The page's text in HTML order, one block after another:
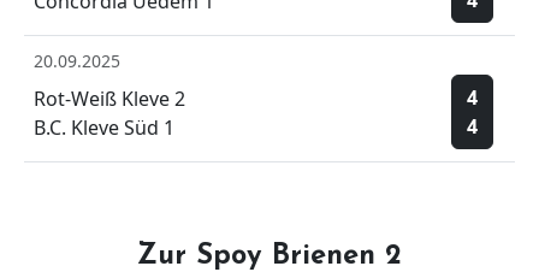
20.09.2025
Rot-Weiß Kleve 2
B.C. Kleve Süd 1
4
4
Zur Spoy Brienen 2